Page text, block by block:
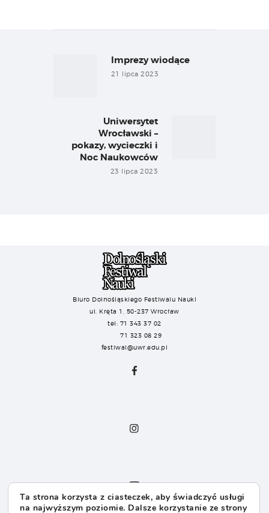
Previous
post:
Imprezy wiodące
21 lipca 2023
post:
Uniwersytet
Wrocławski –
pokazy, wycieczki i
Noc Naukowców
23 lipca 2023
Biuro Dolnośląskiego Festiwalu Nauki
ul. Kręta 1, 50-237 Wrocław
tel: 71 343 37 02
71 323 08 29
festiwal@uwr.edu.pl
Ta strona korzysta z ciasteczek, aby świadczyć usługi
na najwyższym poziomie. Dalsze korzystanie ze strony